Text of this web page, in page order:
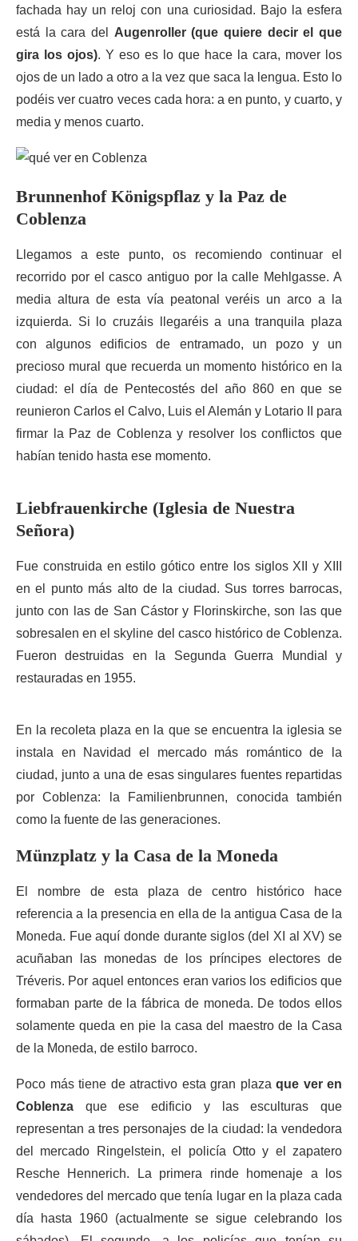
fachada hay un reloj con una curiosidad. Bajo la esfera
está la cara del Augenroller (que quiere decir el que
gira los ojos). Y eso es lo que hace la cara, mover los
ojos de un lado a otro a la vez que saca la lengua. Esto lo
podéis ver cuatro veces cada hora: a en punto, y cuarto, y
media y menos cuarto.
Brunnenhof Königspflaz y la Paz de
Coblenza
Llegamos a este punto, os recomiendo continuar el
recorrido por el casco antiguo por la calle Mehlgasse. A
media altura de esta vía peatonal veréis un arco a la
izquierda. Si lo cruzáis llegaréis a una tranquila plaza
con algunos edificios de entramado, un pozo y un
precioso mural que recuerda un momento histórico en la
ciudad: el día de Pentecostés del año 860 en que se
reunieron Carlos el Calvo, Luis el Alemán y Lotario II para
firmar la Paz de Coblenza y resolver los conflictos que
habían tenido hasta ese momento.
Liebfrauenkirche (Iglesia de Nuestra
Señora)
Fue construida en estilo gótico entre los siglos XII y XIII
en el punto más alto de la ciudad. Sus torres barrocas,
junto con las de San Cástor y Florinskirche, son las que
sobresalen en el skyline del casco histórico de Coblenza.
Fueron destruidas en la Segunda Guerra Mundial y
restauradas en 1955.
En la recoleta plaza en la que se encuentra la iglesia se
instala en Navidad el mercado más romántico de la
ciudad, junto a una de esas singulares fuentes repartidas
por Coblenza: la Familienbrunnen, conocida también
como la fuente de las generaciones.
Münzplatz y la Casa de la Moneda
El nombre de esta plaza de centro histórico hace
referencia a la presencia en ella de la antigua Casa de la
Moneda. Fue aquí donde durante siglos (del XI al XV) se
acuñaban las monedas de los príncipes electores de
Tréveris. Por aquel entonces eran varios los edificios que
formaban parte de la fábrica de moneda. De todos ellos
solamente queda en pie la casa del maestro de la Casa
de la Moneda, de estilo barroco.
Poco más tiene de atractivo esta gran plaza que ver en
Coblenza que ese edificio y las esculturas que
representan a tres personajes de la ciudad: la vendedora
del mercado Ringelstein, el policía Otto y el zapatero
Resche Hennerich. La primera rinde homenaje a los
vendedores del mercado que tenía lugar en la plaza cada
día hasta 1960 (actualmente se sigue celebrando los